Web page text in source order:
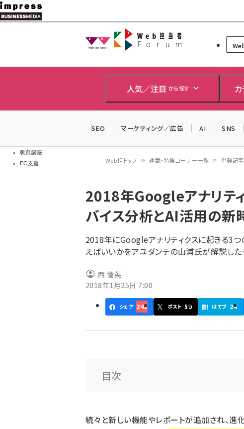
メ
イ
教育講座
EC支援
Web担当者
人気／注目 から探す
SEO マーケティング／広告 AI SNS
ン
く
ず
Web担トップ 連載・特集コーナー一覧 単発記事
2018年Googleアナリテ
バイス分析とAI活用の新
2018年にGoogleアナリティクスに起きる3
えばいいかをアユダンテの山浦氏が解説した
西 倫英
2018年1月25日 7:00
シェア 241 ポスト 59 はてブ 24
目次
続々と新しい機能やレポートが追加され、進